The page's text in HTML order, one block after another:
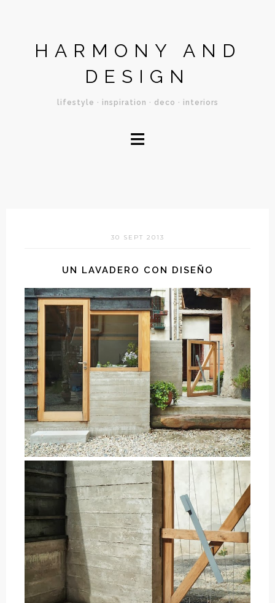
HARMONY AND
DESIGN
lifestyle · inspiration · deco · interiors
≡
30 SEPT 2013
UN LAVADERO CON DISEÑO